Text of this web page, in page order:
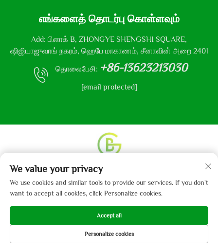
எங்களைத் தொடர்பு கொள்ளவும்
Add: பிளாக் B, ZHONGYE SHENGSHI SQUARE,
ஷிஜியாஜுவாங் நகரம், ஹெபே மாகாணம், சீனாவின் அறை 2401
தொலைபேசி: +86-13623213030
[email protected]
உரிமை தொடர்பான அனைத்து உரிமைகளும் © 2013-2024
ஹெபே கைபோ துணி நிறுவனம், லிமிடெட் என்னும்
நிறுவனத்திற்கு உடையது.தனியுரிமைக் கொள்கை
முகப்பு பரிசுகள் மின்னஞ்சல் தொலைபேசி
We value your privacy
We use cookies and similar tools to provide our services. If you don't
want to accept all cookies, click Personalize cookies.
Personalize cookies
Accept all